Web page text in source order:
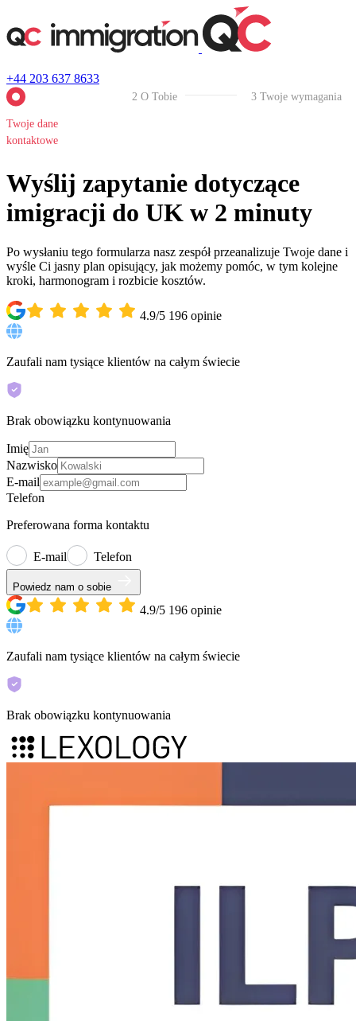
+44 203 637 8633
Twoje dane
kontaktowe
2 O Tobie 3 Twoje wymagania
Wyślij zapytanie dotyczące
imigracji do UK w 2 minuty
Po wysłaniu tego formularza nasz zespół przeanalizuje Twoje dane i
wyśle Ci jasny plan opisujący, jak możemy pomóc, w tym kolejne
kroki, harmonogram i rozbicie kosztów.
4.9/5 196 opinie
Zaufali nam tysiące klientów na całym świecie
Brak obowiązku kontynuowania
Imię
Nazwisko
E-mail
Telefon
Preferowana forma kontaktu
E-mail Telefon
Powiedz nam o sobie
4.9/5 196 opinie
Zaufali nam tysiące klientów na całym świecie
Brak obowiązku kontynuowania